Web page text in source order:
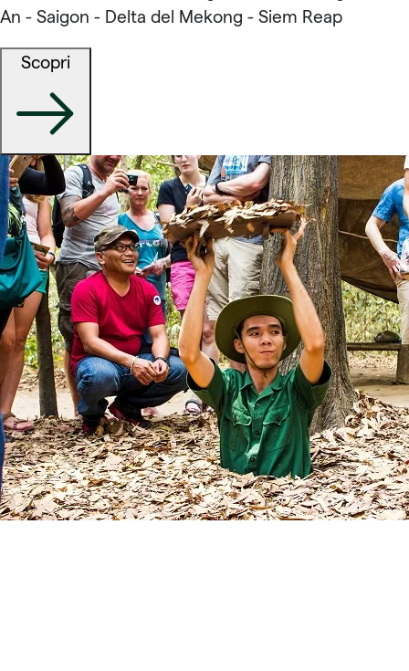
An - Saigon - Delta del Mekong - Siem Reap
Scopri